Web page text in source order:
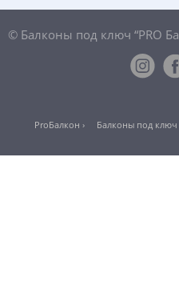
© Балконы под ключ “PRO
ProБалкон › Балконы под ключ